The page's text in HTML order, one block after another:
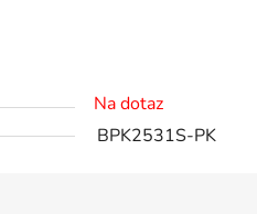
Na dotaz
BPK2531S-PK